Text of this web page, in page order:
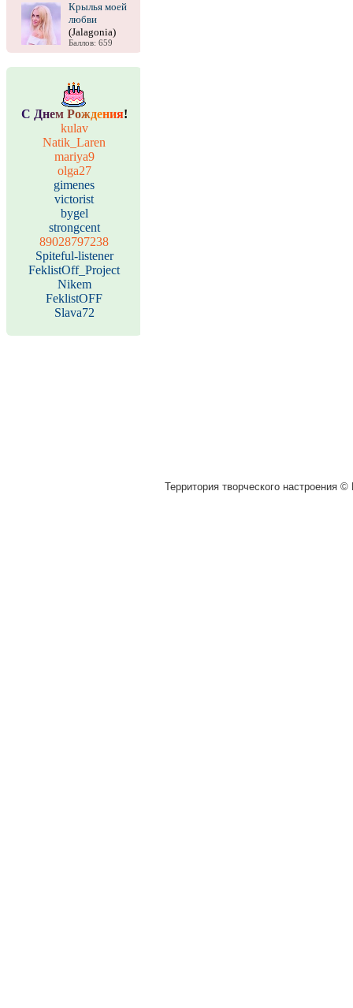
Крылья моей
любви
(Jalagonia)
Баллов: 659
С Днем Рождения!
kulav
Natik_Laren
mariya9
olga27
gimenes
victorist
bygel
strongcent
89028797238
Spiteful-listener
FeklistOff_Project
Nikem
FeklistOFF
Slava72
Территория творческого настроения